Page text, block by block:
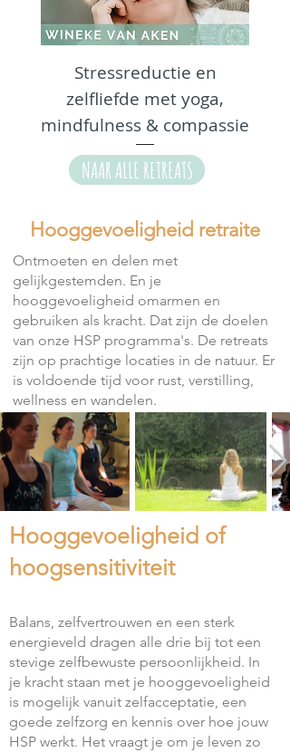
Stressreductie en
zelfliefde met yoga,
mindfulness & compassie
NAAR ALLE RETREATS
Hooggevoeligheid retraite
Ontmoeten en delen met
gelijkgestemden. En je
hooggevoeligheid omarmen en
gebruiken als kracht. Dat zijn de doelen
van onze HSP programma's. De retreats
zijn op prachtige locaties in de natuur. Er
is voldoende tijd voor rust, verstilling,
wellness en wandelen.
Hooggevoeligheid of
hoogsensitiviteit
Balans, zelfvertrouwen en een sterk
energieveld dragen alle drie bij tot een
stevige zelfbewuste persoonlijkheid. In
je kracht staan met je hooggevoeligheid
is mogelijk vanuit zelfacceptatie, een
goede zelfzorg en kennis over hoe jouw
HSP werkt. Het vraagt je om je leven zo